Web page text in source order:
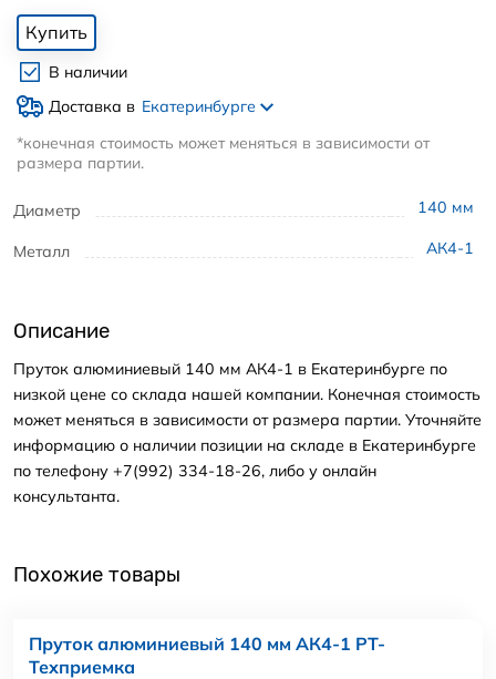
Диаметр 140 мм
Металл АК4-1
Купить
В наличии
Доставка в Екатеринбурге
*конечная стоимость может меняться в зависимости от
размера партии.
Описание
Пруток алюминиевый 140 мм АК4-1 в Екатеринбурге по
низкой цене со склада нашей компании. Конечная стоимость
может меняться в зависимости от размера партии. Уточняйте
информацию о наличии позиции на складе в Екатеринбурге
по телефону +7(992) 334-18-26, либо у онлайн
консультанта.
Похожие товары
Пруток алюминиевый 140 мм АК4-1 РТ-
Техприемка